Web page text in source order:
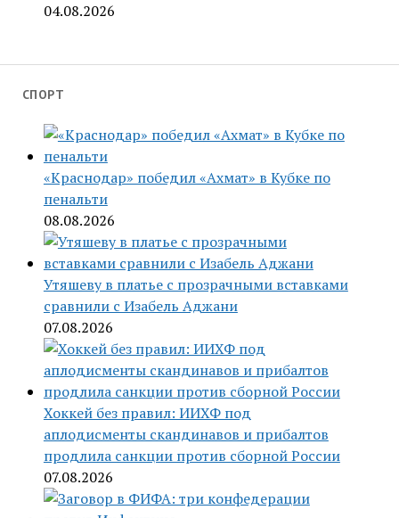
04.08.2026
СПОРТ
«Краснодар» победил «Ахмат» в Кубке по
пенальти
08.08.2026
Утяшеву в платье с прозрачными вставками
сравнили с Изабель Аджани
07.08.2026
Хоккей без правил: ИИХФ под
аплодисменты скандинавов и прибалтов
продлила санкции против сборной России
07.08.2026